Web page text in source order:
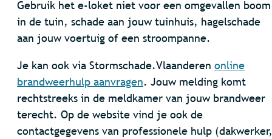
Gebruik het e-loket niet voor een omgevallen boom
in de tuin, schade aan jouw tuinhuis, hagelschade
aan jouw voertuig of een stroompanne.
Je kan ook via Stormschade.Vlaanderen online
brandweerhulp aanvragen. Jouw melding komt
rechtstreeks in de meldkamer van jouw brandweer
terecht. Op de website vind je ook de
contactgegevens van professionele hulp (dakwerker,